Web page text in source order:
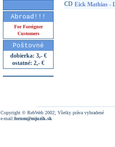
Abroad!!!
For Foreigner
Customers
Poštovné
dobierka: 3,- €
ostatné: 2,- €
CD Eick Mathias -
Copyright © RebWeb 2002; Všetky práva vyhradené
e-mail:forum@mjuzik.sk